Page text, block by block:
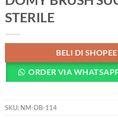
STERILE
BELI DI SHOPEE
ORDER VIA
SKU: NM-DB-114